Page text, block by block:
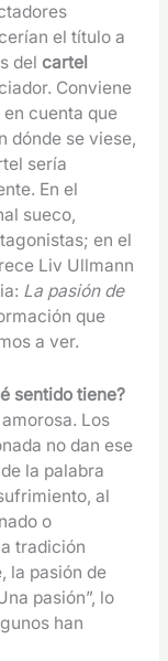
el título a
delcartel
Conviene
cuenta que
dónde se viese,
sería
En el
sueco,
en el
Liv Ullmann
La pasión de
que
a ver.
sentido tiene?
Los
no dan ese
la palabra
al
o
tradición
la pasión de
pasión”, lo
han